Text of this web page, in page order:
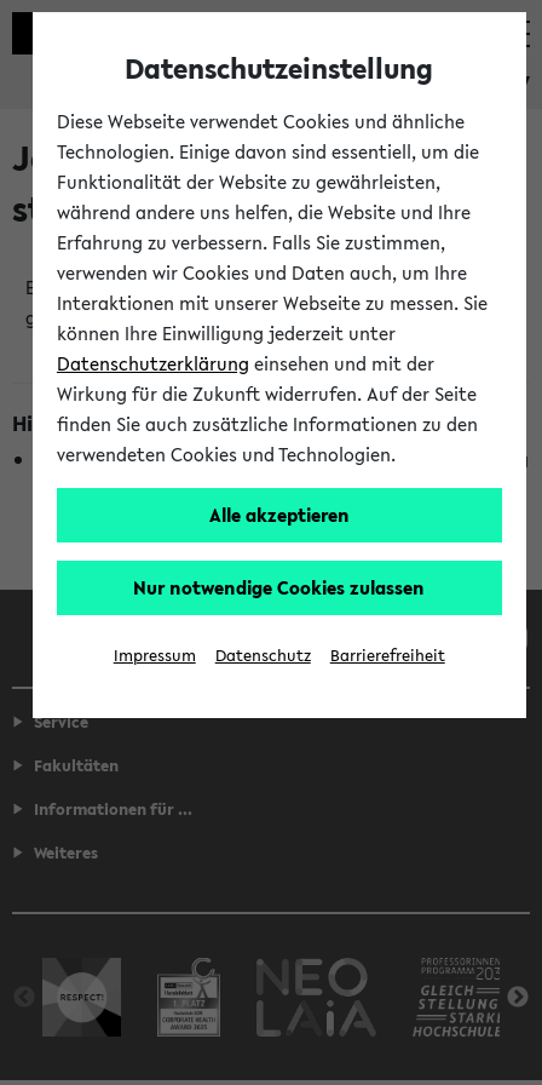
eKVV
Jetzt und in Kürze
stattfindende Veranstaltungen
Es wurden keine jetzt stattfindenden Veranstaltungen
gefunden!
Hinweise zur Liste
Die Anzeige ist semesterübergreifend und nicht abhängig
vom im eKVV gewählten Semester.
Facebook Instagram LinkedIn TikTok
Service
Fakultäten
Informationen für ...
Weiteres
Datenschutzeinstellung
Diese Webseite verwendet Cookies und ähnliche
Technologien. Einige davon sind essentiell, um die
Funktionalität der Website zu gewährleisten,
während andere uns helfen, die Website und Ihre
Erfahrung zu verbessern. Falls Sie zustimmen,
verwenden wir Cookies und Daten auch, um Ihre
Interaktionen mit unserer Webseite zu messen. Sie
können Ihre Einwilligung jederzeit unter
Datenschutzerklärung einsehen und mit der
Wirkung für die Zukunft widerrufen. Auf der Seite
finden Sie auch zusätzliche Informationen zu den
verwendeten Cookies und Technologien.
Alle akzeptieren
Nur notwendige Cookies zulassen
Impressum Datenschutz Barrierefreiheit